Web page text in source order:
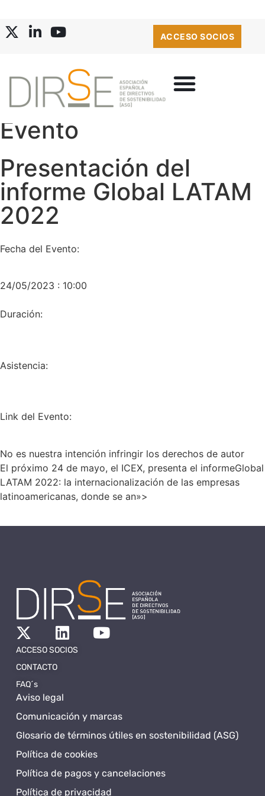
ACCESO SOCIOS
Evento
Presentación del
informe Global LATAM
2022
Fecha del Evento:
24/05/2023 : 10:00
Duración:
Asistencia:
Link del Evento:
No es nuestra intención infringir los derechos de autor
El próximo 24 de mayo, el ICEX, presenta el informeGlobal
LATAM 2022: la internacionalización de las empresas
latinoamericanas, donde se an»>
Aviso legal
Comunicación y marcas
Glosario de términos útiles en sostenibilidad (ASG)
Política de cookies
Política de pagos y cancelaciones
Política de privacidad
ACCESO SOCIOS
CONTACTO
FAQ´s